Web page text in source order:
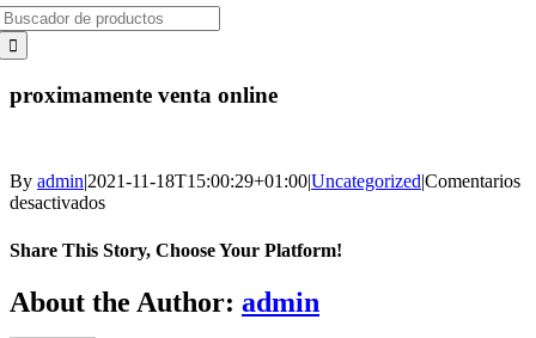
proximamente venta online
By admin|2021-11-18T15:00:29+01:00|Uncategorized|Comentarios
desactivadosen
venta
online
Share This Story, Choose Your Platform!
Facebook
X
Reddit
LinkedIn
WhatsApp
Telegram
Tumblr
Pinterest
Vk
Xing
Email
About the Author: admin